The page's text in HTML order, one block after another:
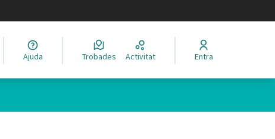
Elegir el idioma
Ajuda Trobades Activitat Entra